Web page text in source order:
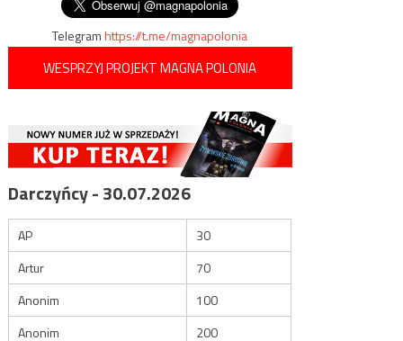
Telegramhttps://t.me/magnapolonia
WESPRZYJ PROJEKT MAGNA POLONIA
Darczyńcy - 30.07.2026
AP
30
Artur
70
Anonim
100
Anonim
200